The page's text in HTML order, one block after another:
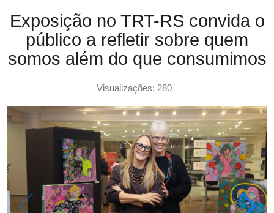
Exposição no TRT-RS convida o
público a refletir sobre quem
somos além do que consumimos
Visualizações: 280